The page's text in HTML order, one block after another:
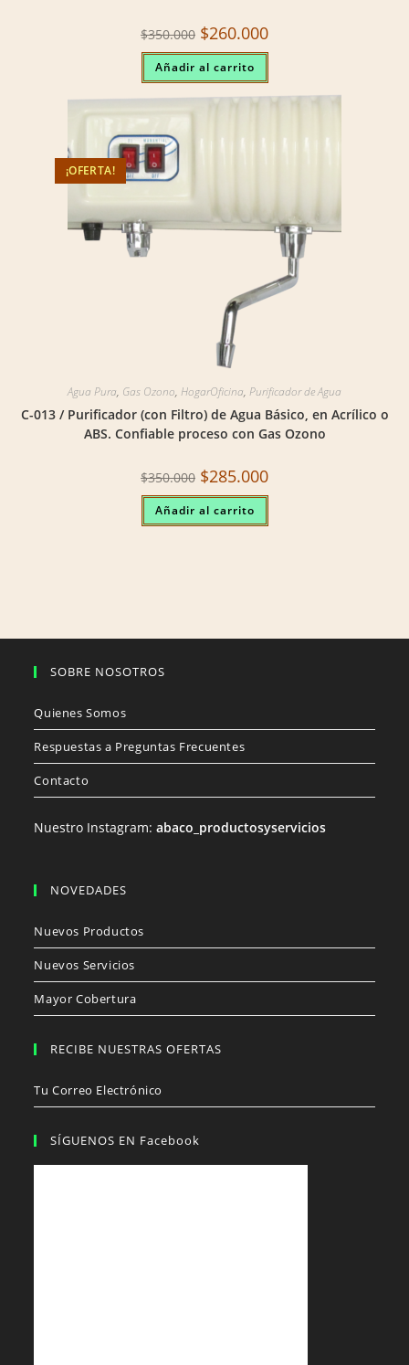
$350.000 Original
price
was:
$350.000.
$260.000Current
is:
Añadir al carrito
¡OFERTA!
Agua Pura, Gas Ozono, HogarOficina, Purificador de Agua
C-013 / Purificador (con Filtro) de Agua Básico, en Acrílico o
ABS. Confiable proceso con Gas Ozono
$350.000 Original
price
was:
$350.000.
$285.000Current
is:
Añadir al carrito
SOBRE NOSOTROS
Quienes Somos
Respuestas a Preguntas Frecuentes
Contacto
Nuestro Instagram:abaco_productosyservicios
NOVEDADES
Nuevos Productos
Nuevos Servicios
Mayor Cobertura
RECIBE NUESTRAS OFERTAS
Tu Correo Electrónico
SÍGUENOS EN Facebook